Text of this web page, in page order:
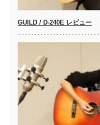
GUILD / D-240E レビュー